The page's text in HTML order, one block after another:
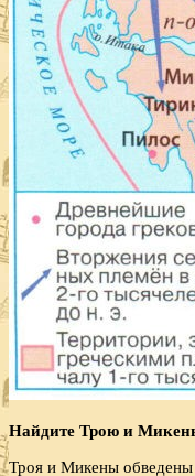
Найдите Трою и
Троя и Микены обведены